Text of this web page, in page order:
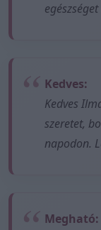
Kedves:
Kedves
szeretet,
napodon.
Megható: